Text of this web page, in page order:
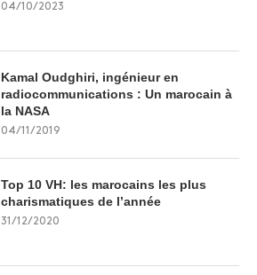
04/10/2023
Kamal Oudghiri, ingénieur en
radiocommunications : Un marocain à
la NASA
04/11/2019
Top 10 VH: les marocains les plus
charismatiques de l’année
31/12/2020